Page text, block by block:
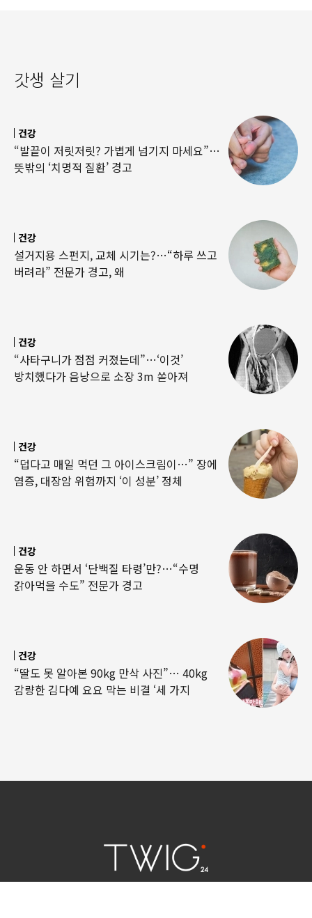
갓생 살기
건강
“발끝이 저릿저릿? 가볍게 넘기지 마세요”…
뜻밖의 ‘치명적 질환’ 경고
건강
설거지용 스펀지, 교체 시기는?…“하루 쓰고
버려라” 전문가 경고, 왜
건강
“사타구니가 점점 커졌는데”…‘이것’
방치했다가 음낭으로 소장 3m 쏟아져
건강
“덥다고 매일 먹던 그 아이스크림이…” 장에
염증, 대장암 위험까지 ‘이 성분’ 정체
건강
운동 안 하면서 ‘단백질 타령’만?…“수명
갉아먹을 수도” 전문가 경고
건강
“딸도 못 알아본 90kg 만삭 사진”… 40kg
감량한 김다예 요요 막는 비결 ‘세 가지